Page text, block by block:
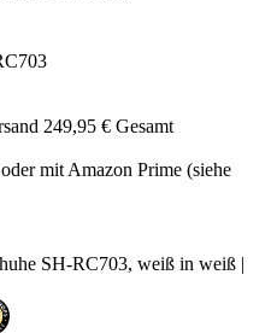
249,95 € Gesamt
mit Amazon Prime (siehe
SH-RC703, weiß in weiß |